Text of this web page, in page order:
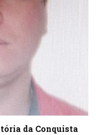
da Conquista